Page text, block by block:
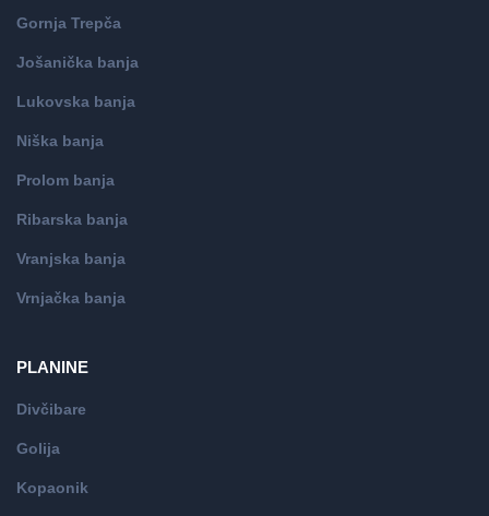
Gornja Trepča
Jošanička banja
Lukovska banja
Niška banja
Prolom banja
Ribarska banja
Vranjska banja
Vrnjačka banja
PLANINE
Divčibare
Golija
Kopaonik